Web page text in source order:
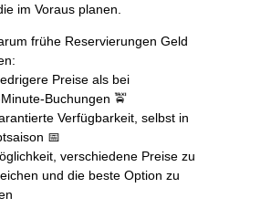
im Voraus planen.
frühe Reservierungen Geld
Preise als bei
🚖
Verfügbarkeit, selbst in
📅
verschiedene Preise zu
und die beste Option zu